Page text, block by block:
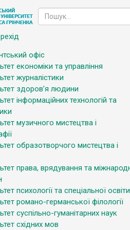
офіс
економіки та управління
журналістики
здоров’я людини
інформаційних технологій та
музичного мистецтва і
образотворчого мистецтва і
права, врядування та
психології та спеціальної освіти
романо-германської філології
суспільно-гуманітарних наук
східних мов